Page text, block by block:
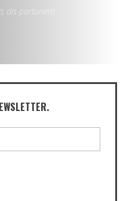
dis parturient